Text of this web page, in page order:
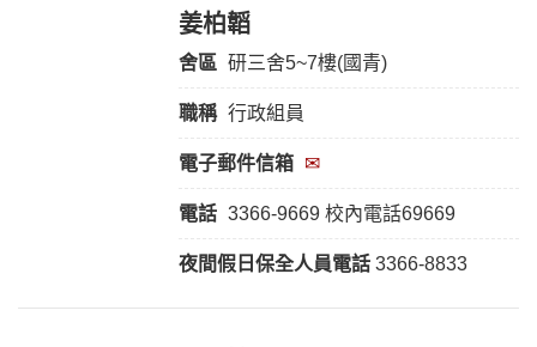
姜柏韜
舍區 研三舍5~7樓(國青)
職稱 行政組員
電子郵件信箱 ✉
電話 3366-9669 校內電話69669
夜間假日保全人員電話 3366-8833